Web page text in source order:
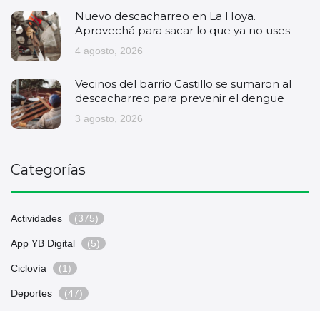
Nuevo descacharreo en La Hoya.
Aprovechá para sacar lo que ya no uses
4 agosto, 2026
Vecinos del barrio Castillo se sumaron al
descacharreo para prevenir el dengue
3 agosto, 2026
Categorías
Actividades (375)
App YB Digital (5)
Ciclovía (1)
Deportes (47)